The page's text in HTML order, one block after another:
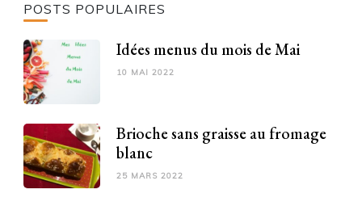
POSTS POPULAIRES
Idées menus du mois de Mai
10 MAI 2022
Brioche sans graisse au fromage
blanc
25 MARS 2022